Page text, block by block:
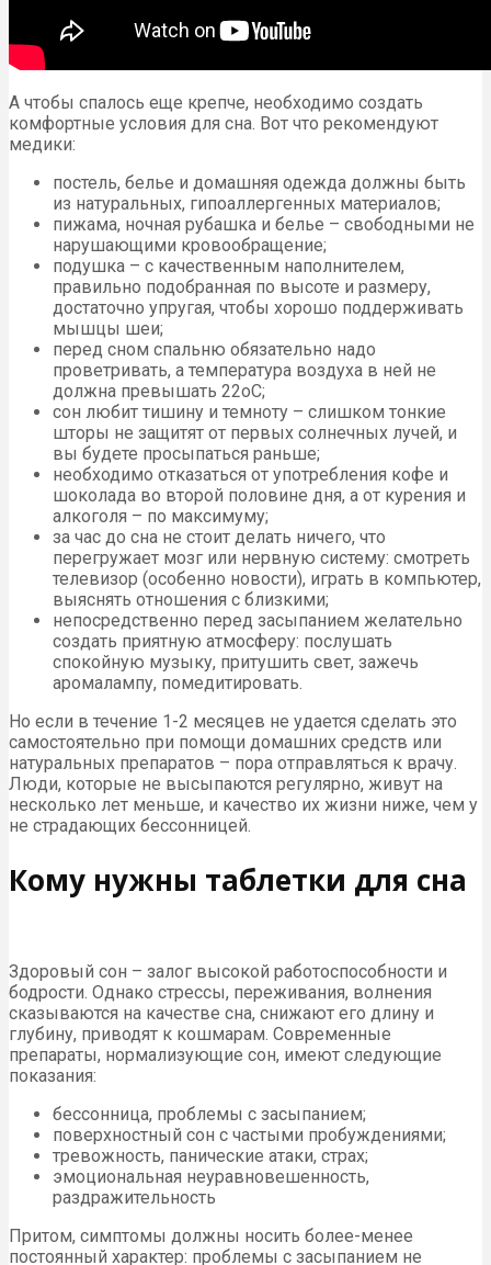
А чтобы спалось еще крепче, необходимо создать
комфортные условия для сна. Вот что рекомендуют
медики:
постель, белье и домашняя одежда должны быть
из натуральных, гипоаллергенных материалов;
пижама, ночная рубашка и белье – свободными не
нарушающими кровообращение;
подушка – с качественным наполнителем,
правильно подобранная по высоте и размеру,
достаточно упругая, чтобы хорошо поддерживать
мышцы шеи;
перед сном спальню обязательно надо
проветривать, а температура воздуха в ней не
должна превышать 22оС;
сон любит тишину и темноту – слишком тонкие
шторы не защитят от первых солнечных лучей, и
вы будете просыпаться раньше;
необходимо отказаться от употребления кофе и
шоколада во второй половине дня, а от курения и
алкоголя – по максимуму;
за час до сна не стоит делать ничего, что
перегружает мозг или нервную систему: смотреть
телевизор (особенно новости), играть в компьютер,
выяснять отношения с близкими;
непосредственно перед засыпанием желательно
создать приятную атмосферу: послушать
спокойную музыку, притушить свет, зажечь
аромалампу, помедитировать.
Но если в течение 1-2 месяцев не удается сделать это
самостоятельно при помощи домашних средств или
натуральных препаратов – пора отправляться к врачу.
Люди, которые не высыпаются регулярно, живут на
несколько лет меньше, и качество их жизни ниже, чем у
не страдающих бессонницей.
Кому нужны таблетки для сна
Здоровый сон – залог высокой работоспособности и
бодрости. Однако стрессы, переживания, волнения
сказываются на качестве сна, снижают его длину и
глубину, приводят к кошмарам. Современные
препараты, нормализующие сон, имеют следующие
показания:
бессонница, проблемы с засыпанием;
поверхностный сон с частыми пробуждениями;
тревожность, панические атаки, страх;
эмоциональная неуравновешенность,
раздражительность
Притом, симптомы должны носить более-менее
постоянный характер: проблемы с засыпанием не